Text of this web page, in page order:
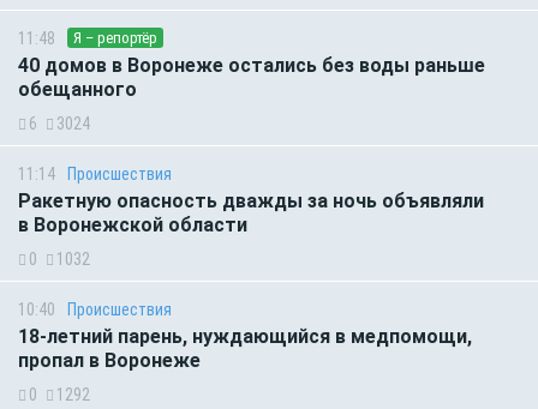
11:48 Я – репортёр
40 домов в Воронеже остались без воды раньше
обещанного
6 3024
11:14 Происшествия
Ракетную опасность дважды за ночь объявляли
в Воронежской области
0 1032
10:40 Происшествия
18-летний парень, нуждающийся в медпомощи,
пропал в Воронеже
0 1292